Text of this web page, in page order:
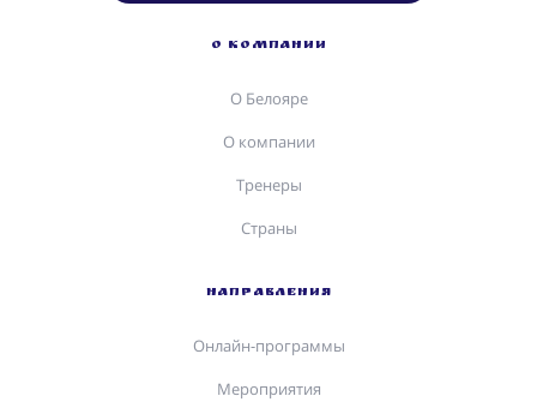
О КОМПАНИИ
О Белояре
О компании
Тренеры
Страны
НАПРАВЛЕНИЯ
Онлайн-программы
Мероприятия